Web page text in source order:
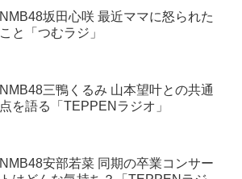
NMB48坂田心咲 最近ママに怒られた
こと「つむラジ」
NMB48三鴨くるみ 山本望叶との共通
点を語る「TEPPENラジオ」
NMB48安部若菜 同期の卒業コンサー